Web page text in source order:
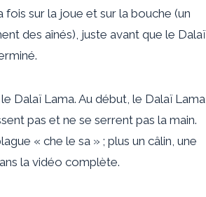
sur la joue et sur la bouche (un
des aînés), juste avant que le Dalaï
Dalaï Lama. Au début, le Dalaï Lama
pas et ne se serrent pas la main.
« che le sa » ; plus un câlin, une
la vidéo complète.